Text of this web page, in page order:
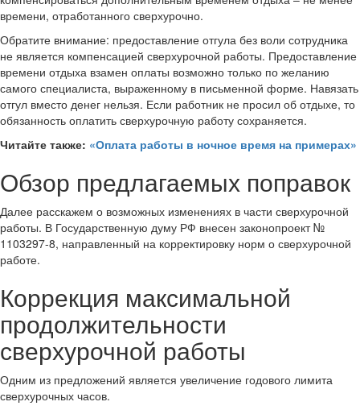
времени, отработанного сверхурочно.
Обратите внимание: предоставление отгула без воли сотрудника
не является компенсацией сверхурочной работы. Предоставление
времени отдыха взамен оплаты возможно только по желанию
самого специалиста, выраженному в письменной форме. Навязать
отгул вместо денег нельзя. Если работник не просил об отдыхе, то
обязанность оплатить сверхурочную работу сохраняется.
Читайте также: «Оплата работы в ночное время на примерах»
Обзор предлагаемых поправок
Далее расскажем о возможных изменениях в части сверхурочной
работы. В Государственную думу РФ внесен законопроект №
1103297-8, направленный на корректировку норм о сверхурочной
работе.
Коррекция максимальной
продолжительности
сверхурочной работы
Одним из предложений является увеличение годового лимита
сверхурочных часов.